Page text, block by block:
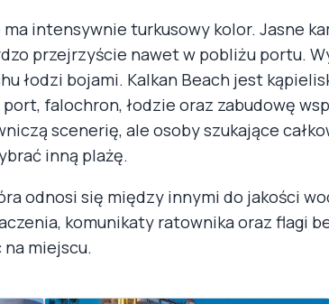
intensywnie turkusowy kolor. Jasne
przejrzyście nawet w pobliżu portu.
łodzi bojami. Kalkan Beach jest
falochron, łodzie oraz zabudowę
scenerię, ale osoby szukające
inną plażę.
odnosi się między innymi do jakości
komunikaty ratownika oraz flagi
miejscu.